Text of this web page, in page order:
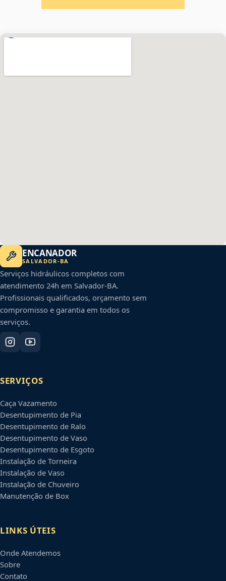
ENCANADOR
SALVADOR-BA
Serviços hidráulicos completos com
atendimento 24h em Salvador-BA.
Profissionais qualificados, orçamento sem
compromisso e garantia em todos os
serviços.
SERVIÇOS
Caça Vazamento
Desentupimento de Pia
Desentupimento de Ralo
Desentupimento de Vaso
Desentupimento de Esgoto
Instalação de Torneira
Instalação de Vaso
Instalação de Chuveiro
Manutenção de Box
LINKS ÚTEIS
Onde Atendemos
Sobre
Contato